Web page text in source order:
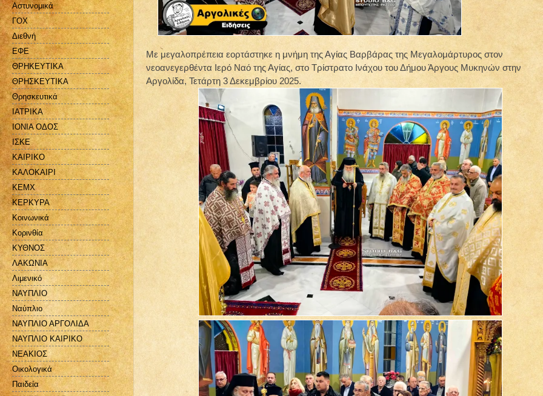
Με μεγαλοπρέπεια εορτάστηκε η μνήμη της Αγίας Βαρβάρας της Μεγαλομάρτυρος στον
νεοανεγερθέντα Ιερό Ναό της Αγίας, στο Τρίστρατο Ινάχου του Δήμου Άργους Μυκηνών στην
Αργολίδα, Τετάρτη 3 Δεκεμβρίου 2025.
Αστυνομικά
ΓΟΧ
Διεθνή
ΕΦΕ
ΘΡΗΚΕΥΤΙΚΑ
ΘΡΗΣΚΕΥΤΙΚΑ
Θρησκευτικά
ΙΑΤΡΙΚΑ
ΙΟΝΙΑ ΟΔΟΣ
ΙΣΚΕ
ΚΑΙΡΙΚΟ
ΚΑΛΟΚΑΙΡΙ
ΚΕΜΧ
ΚΕΡΚΥΡΑ
Κοινωνικά
Κορινθία
ΚΥΘΝΟΣ
ΛΑΚΩΝΙΑ
Λιμενικό
ΝΑΥΠΛΙΟ
Ναύπλιο
ΝΑΥΠΛΙΟ ΑΡΓΟΛΙΔΑ
ΝΑΥΠΛΙΟ ΚΑΙΡΙΚΟ
ΝΕΑΚΙΟΣ
Οικολογικά
Παιδεία